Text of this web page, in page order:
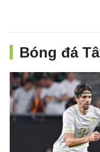
Bóng đá